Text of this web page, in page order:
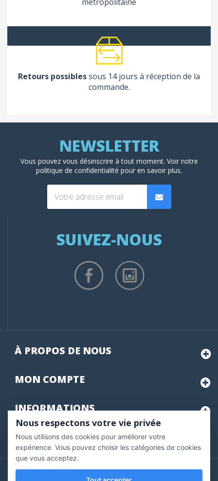
Retours possiblessous 14 jours à réception de la
commande.
Vous pouvez vous désinscrire à tout moment. Voir notre
politique de confidentialité pour en savoir plus.
SUIVEZ-NOUS
À PROPOS DE NOUS
MON COMPTE
INFORMATIONS
Marchand approuvé par la Société des Avis Garantis,
pour vérifier .
Copyright © 2020 Vernazobres Grego - tous droits
Nous respectons votre vie privée
Nous utilisons des cookies pour améliorer votre
expérience. Vous pouvez choisir les catégories de cookies
que vous acceptez.